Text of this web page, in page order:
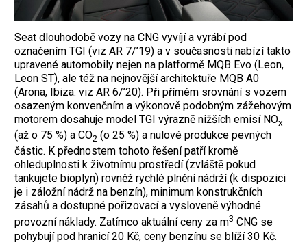
Seat dlouhodobě vozy na CNG vyvíjí a vyrábí pod
označením TGI (viz AR 7/’19) a v současnosti nabízí takto
upravené automobily nejen na platformě MQB Evo (Leon,
Leon ST), ale též na nejnovější architektuře MQB A0
(Arona, Ibiza: viz AR 6/’20). Při přímém srovnání s vozem
osazeným konvenčním a výkonově podobným zážehovým
motorem dosahuje model TGI výrazně nižších emisí NOx
(až o 75 %) a CO2 (o 25 %) a nulové produkce pevných
částic. K přednostem tohoto řešení patří kromě
ohleduplnosti k životnímu prostředí (zvláště pokud
tankujete bioplyn) rovněž rychlé plnění nádrží (k dispozici
je i záložní nádrž na benzín), minimum konstrukčních
zásahů a dostupné pořizovací a vysloveně výhodné
provozní náklady. Zatímco aktuální ceny za m3 CNG se
pohybují pod hranicí 20 Kč, ceny benzínu se blíží 30 Kč.